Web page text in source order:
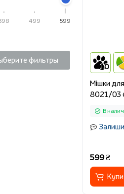
499 599
фильтры
10
Мішки
8021/03
В
599 ₴